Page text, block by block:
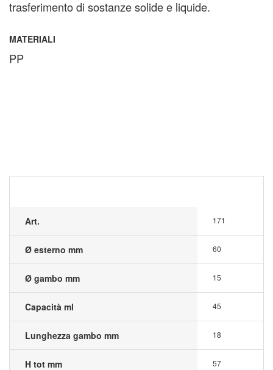
trasferimento di sostanze solide e liquide.
MATERIALI
PP
Art. 171
Ø esterno mm 60
Ø gambo mm 15
Capacità ml 45
Lunghezza gambo mm 18
H tot mm 57